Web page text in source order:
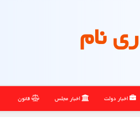
نام
اخبار دولت اخبار مجلس قانون